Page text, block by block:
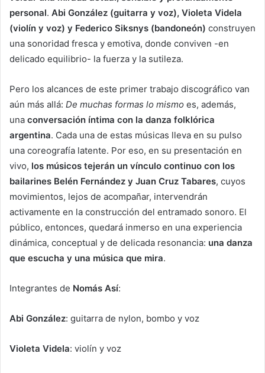
personal. Abi González (guitarra y voz), Violeta Videla
(violín y voz) y Federico Siksnys (bandoneón) construyen
una sonoridad fresca y emotiva, donde conviven -en
delicado equilibrio- la fuerza y la sutileza.
Pero los alcances de este primer trabajo discográfico van
aún más allá: De muchas formas lo mismo es, además,
una conversación íntima con la danza folklórica
argentina. Cada una de estas músicas lleva en su pulso
una coreografía latente. Por eso, en su presentación en
vivo, los músicos tejerán un vínculo continuo con los
bailarines Belén Fernández y Juan Cruz Tabares, cuyos
movimientos, lejos de acompañar, intervendrán
activamente en la construcción del entramado sonoro. El
público, entonces, quedará inmerso en una experiencia
dinámica, conceptual y de delicada resonancia: una danza
que escucha y una música que mira.
Integrantes de Nomás Así:
Abi González: guitarra de nylon, bombo y voz
Violeta Videla: violín y voz